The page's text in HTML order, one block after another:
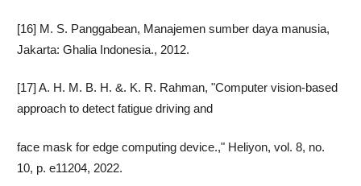
[16] M. S. Panggabean, Manajemen sumber daya manusia,
Jakarta: Ghalia Indonesia., 2012.
[17] A. H. M. B. H. &. K. R. Rahman, "Computer vision-based
approach to detect fatigue driving and
face mask for edge computing device.," Heliyon, vol. 8, no.
10, p. e11204, 2022.